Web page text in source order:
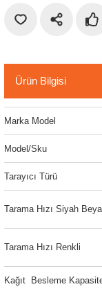
Ürün Bilgisi
Marka Model
Model/Sku
Tarayıcı Türü
Tarama Hızı Siyah
Tarama Hızı Renkli
Kağıt Besleme